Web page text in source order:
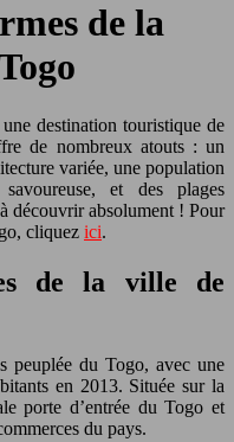
de la
destination touristique de
de nombreux atouts : un
variée, une population
et des plages
découvrir absolument ! Pour
cliquez ici.
de la ville de
peuplée du Togo, avec une
en 2013. Située sur la
porte d’entrée du Togo et
du pays.